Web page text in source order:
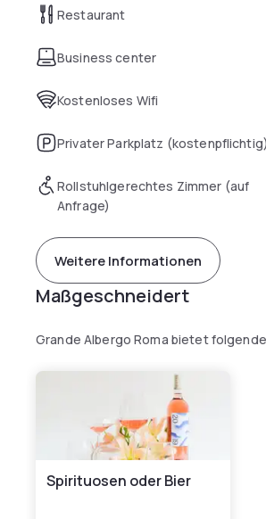
Restaurant
Business center
Kostenloses Wifi
Privater Parkplatz (kostenpflichtig)
Rollstuhlgerechtes Zimmer (auf
Anfrage)
Weitere Informationen
Maßgeschneidert
Grande Albergo Roma bietet
Spirituosen oder Bier